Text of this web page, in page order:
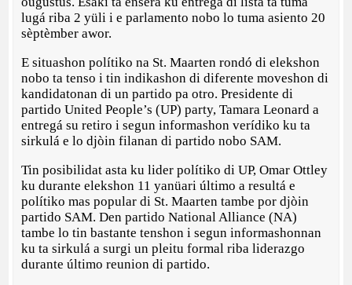
lugá riba 2 yüli i e parlamento nobo lo tuma asiento 20
sèptèmber awor.
E situashon polítiko na St. Maarten rondó di elekshon
nobo ta tenso i tin indikashon di diferente moveshon di
kandidatonan di un partido pa otro. Presidente di
partido United People’s (UP) party, Tamara Leonard a
entregá su retiro i segun informashon verídiko ku ta
sirkulá e lo djòin filanan di partido nobo SAM.
Tin posibilidat asta ku lider polítiko di UP, Omar Ottley
ku durante elekshon 11 yanüari último a resultá e
polítiko mas popular di St. Maarten tambe por djòin
partido SAM. Den partido National Alliance (NA)
tambe lo tin bastante tenshon i segun informashonnan
ku ta sirkulá a surgi un pleitu formal riba liderazgo
durante último reunion di partido.